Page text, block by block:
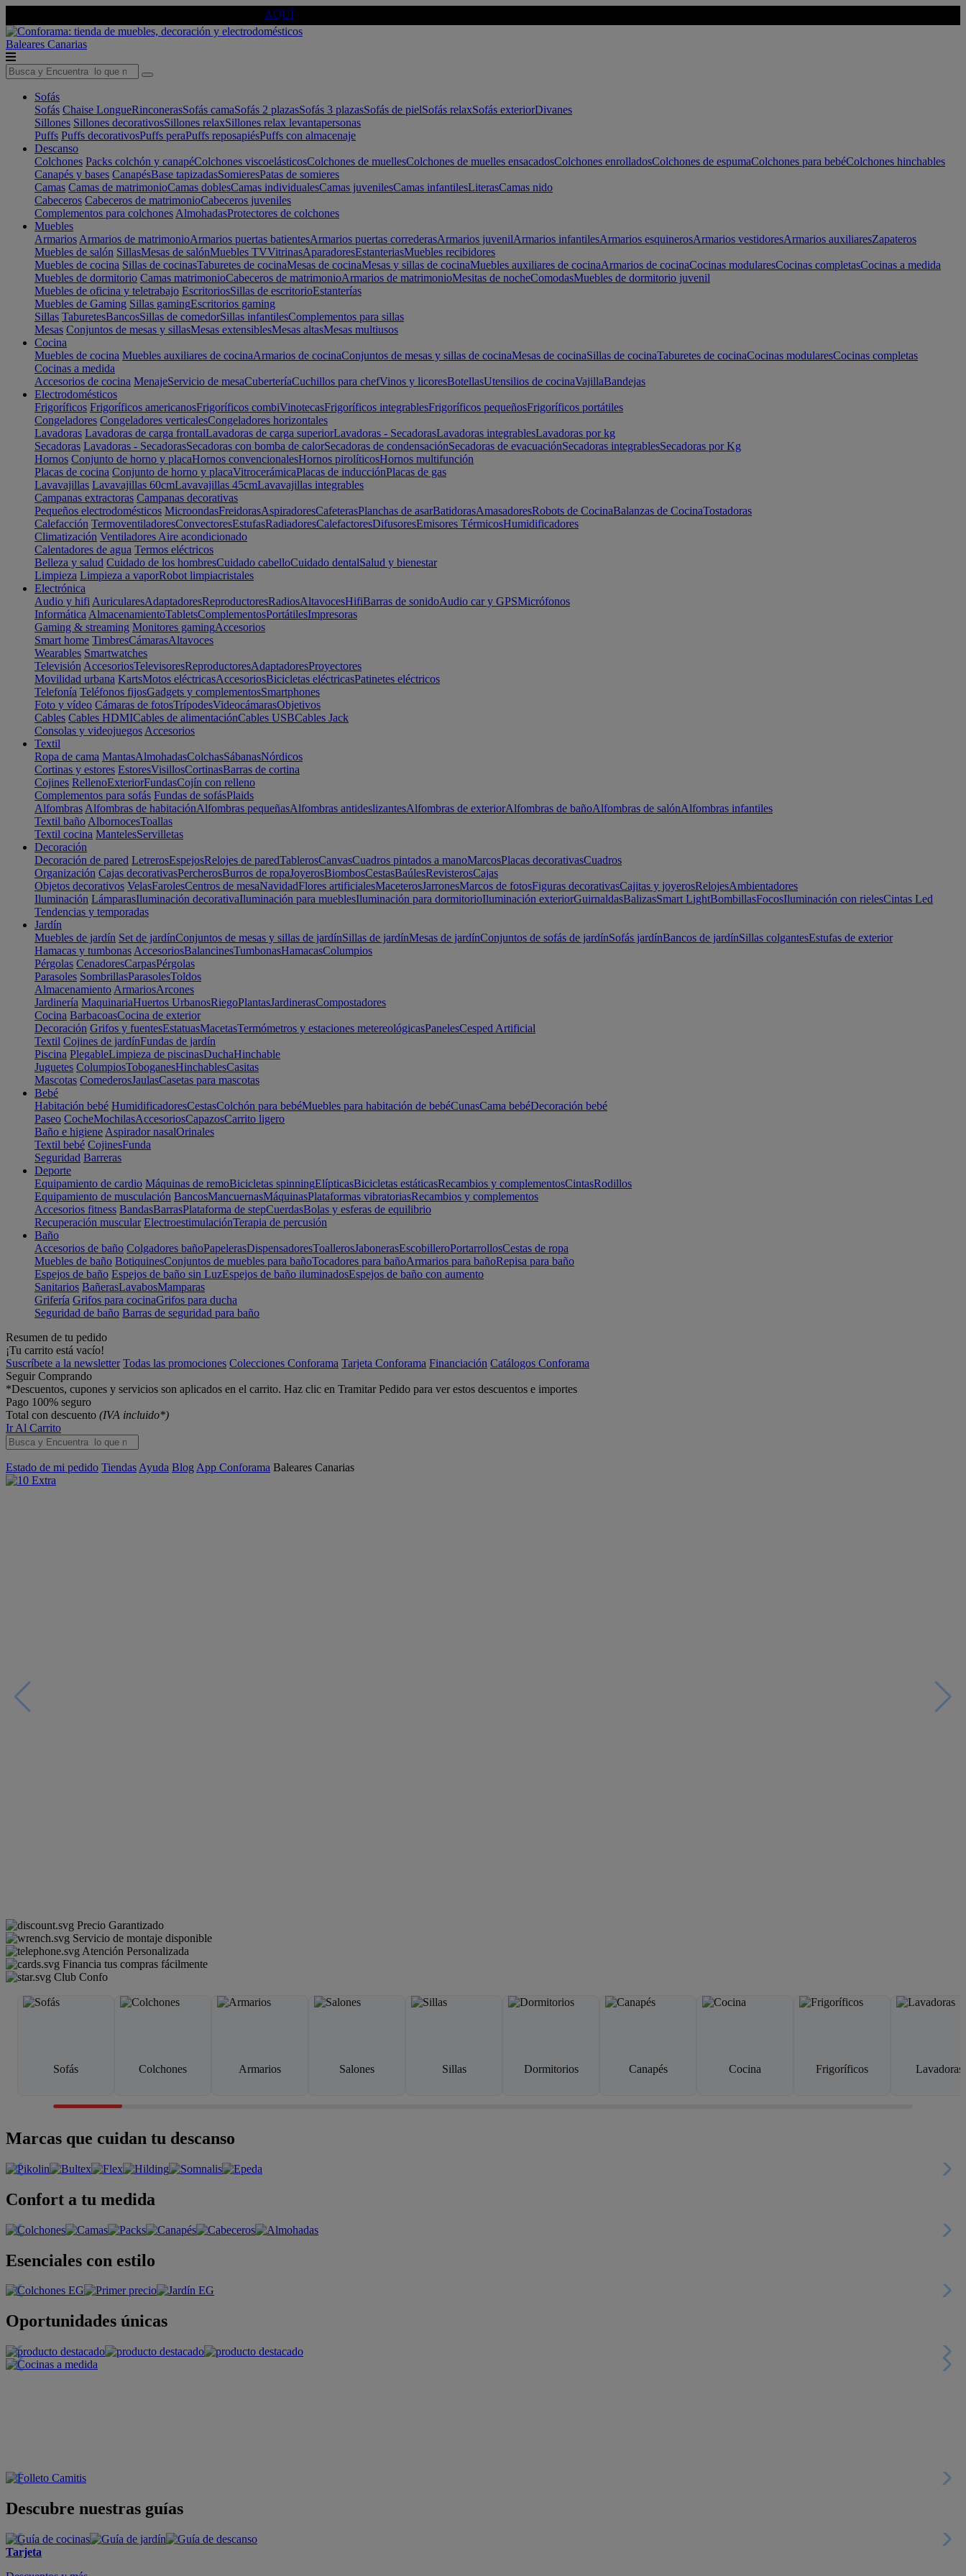
AQUÍ
Baleares Canarias
Sofás
Sofás Chaise LongueRinconerasSofás camaSofás 2 plazasSofás 3 plazasSofás de pielSofás relaxSofás exteriorDivanes
Sillones Sillones decorativosSillones relaxSillones relax levantapersonas
Puffs Puffs decorativosPuffs peraPuffs reposapiésPuffs con almacenaje
Descanso
Colchones Packs colchón y canapéColchones viscoelásticosColchones de muellesColchones de muelles ensacadosColchones enrolladosColchones de espumaColchones para bebéColchones hinchables
Canapés y bases CanapésBase tapizadasSomieresPatas de somieres
Camas Camas de matrimonioCamas doblesCamas individualesCamas juvenilesCamas infantilesLiterasCamas nido
Cabeceros Cabeceros de matrimonioCabeceros juveniles
Complementos para colchones AlmohadasProtectores de colchones
Muebles
Armarios Armarios de matrimonioArmarios puertas batientesArmarios puertas correderasArmarios juvenilArmarios infantilesArmarios esquinerosArmarios vestidoresArmarios auxiliaresZapateros
Muebles de salón SillasMesas de salónMuebles TVVitrinasAparadoresEstanteriasMuebles recibidores
Muebles de cocina Sillas de cocinasTaburetes de cocinaMesas de cocinaMesas y sillas de cocinaMuebles auxiliares de cocinaArmarios de cocinaCocinas modularesCocinas completasCocinas a medida
Muebles de dormitorio Camas matrimonioCabeceros de matrimonioArmarios de matrimonioMesitas de nocheComodasMuebles de dormitorio juvenil
Muebles de oficina y teletrabajo EscritoriosSillas de escritorioEstanterías
Muebles de Gaming Sillas gamingEscritorios gaming
Sillas TaburetesBancosSillas de comedorSillas infantilesComplementos para sillas
Mesas Conjuntos de mesas y sillasMesas extensiblesMesas altasMesas multiusos
Cocina
Muebles de cocina Muebles auxiliares de cocinaArmarios de cocinaConjuntos de mesas y sillas de cocinaMesas de cocinaSillas de cocinaTaburetes de cocinaCocinas modularesCocinas completas
Cocinas a medida
Accesorios de cocina MenajeServicio de mesaCuberteríaCuchillos para chefVinos y licoresBotellasUtensilios de cocinaVajillaBandejas
Electrodomésticos
Frigoríficos Frigoríficos americanosFrigoríficos combiVinotecasFrigoríficos integrablesFrigoríficos pequeñosFrigoríficos portátiles
Congeladores Congeladores verticalesCongeladores horizontales
Lavadoras Lavadoras de carga frontalLavadoras de carga superiorLavadoras - SecadorasLavadoras integrablesLavadoras por kg
Secadoras Lavadoras - SecadorasSecadoras con bomba de calorSecadoras de condensaciónSecadoras de evacuaciónSecadoras integrablesSecadoras por Kg
Hornos Conjunto de horno y placaHornos convencionalesHornos pirolíticosHornos multifunción
Placas de cocina Conjunto de horno y placaVitrocerámicaPlacas de inducciónPlacas de gas
Lavavajillas Lavavajillas 60cmLavavajillas 45cmLavavajillas integrables
Campanas extractoras Campanas decorativas
Pequeños electrodomésticos MicroondasFreidorasAspiradoresCafeterasPlanchas de asarBatidorasAmasadoresRobots de CocinaBalanzas de CocinaTostadoras
Calefacción TermoventiladoresConvectoresEstufasRadiadoresCalefactoresDifusoresEmisores TérmicosHumidificadores
Climatización Ventiladores Aire acondicionado
Calentadores de agua Termos eléctricos
Belleza y salud Cuidado de los hombresCuidado cabelloCuidado dentalSalud y bienestar
Limpieza Limpieza a vaporRobot limpiacristales
Electrónica
Audio y hifi AuricularesAdaptadoresReproductoresRadiosAltavocesHifiBarras de sonidoAudio car y GPSMicrófonos
Informática AlmacenamientoTabletsComplementosPortátilesImpresoras
Gaming & streaming Monitores gamingAccesorios
Smart home TimbresCámarasAltavoces
Wearables Smartwatches
Televisión AccesoriosTelevisoresReproductoresAdaptadoresProyectores
Movilidad urbana KartsMotos eléctricasAccesoriosBicicletas eléctricasPatinetes eléctricos
Telefonía Teléfonos fijosGadgets y complementosSmartphones
Foto y vídeo Cámaras de fotosTrípodesVideocámarasObjetivos
Cables Cables HDMICables de alimentaciónCables USBCables Jack
Consolas y videojuegos Accesorios
Textil
Ropa de cama MantasAlmohadasColchasSábanasNórdicos
Cortinas y estores EstoresVisillosCortinasBarras de cortina
Cojines RellenoExteriorFundasCojín con relleno
Complementos para sofás Fundas de sofásPlaids
Alfombras Alfombras de habitaciónAlfombras pequeñasAlfombras antideslizantesAlfombras de exteriorAlfombras de bañoAlfombras de salónAlfombras infantiles
Textil baño AlbornocesToallas
Textil cocina MantelesServilletas
Decoración
Decoración de pared LetrerosEspejosRelojes de paredTablerosCanvasCuadros pintados a manoMarcosPlacas decorativasCuadros
Organización Cajas decorativasPercherosBurros de ropaJoyerosBiombosCestasBaúlesRevisterosCajas
Objetos decorativos VelasFarolesCentros de mesaNavidadFlores artificialesMaceterosJarronesMarcos de fotosFiguras decorativasCajitas y joyerosRelojesAmbientadores
Iluminación LámparasIluminación decorativaIluminación para mueblesIluminación para dormitorioIluminación exteriorGuirnaldasBalizasSmart LightBombillasFocosIluminación con rielesCintas Led
Tendencias y temporadas
Jardín
Muebles de jardín Set de jardínConjuntos de mesas y sillas de jardínSillas de jardínMesas de jardínConjuntos de sofás de jardínSofás jardínBancos de jardínSillas colgantesEstufas de exterior
Hamacas y tumbonas AccesoriosBalancinesTumbonasHamacasColumpios
Pérgolas CenadoresCarpasPérgolas
Parasoles SombrillasParasolesToldos
Almacenamiento ArmariosArcones
Jardinería MaquinariaHuertos UrbanosRiegoPlantasJardinerasCompostadores
Cocina BarbacoasCocina de exterior
Decoración Grifos y fuentesEstatuasMacetasTermómetros y estaciones metereológicasPanelesCesped Artificial
Textil Cojines de jardínFundas de jardín
Piscina PlegableLimpieza de piscinasDuchaHinchable
Juguetes ColumpiosToboganesHinchablesCasitas
Mascotas ComederosJaulasCasetas para mascotas
Bebé
Habitación bebé HumidificadoresCestasColchón para bebéMuebles para habitación de bebéCunasCama bebéDecoración bebé
Paseo CocheMochilasAccesoriosCapazosCarrito ligero
Baño e higiene Aspirador nasalOrinales
Textil bebé CojinesFunda
Seguridad Barreras
Deporte
Equipamiento de cardio Máquinas de remoBicicletas spinningElípticasBicicletas estáticasRecambios y complementosCintasRodillos
Equipamiento de musculación BancosMancuernasMáquinasPlataformas vibratoriasRecambios y complementos
Accesorios fitness BandasBarrasPlataforma de stepCuerdasBolas y esferas de equilibrio
Recuperación muscular ElectroestimulaciónTerapia de percusión
Baño
Accesorios de baño Colgadores bañoPapelerasDispensadoresToallerosJabonerasEscobilleroPortarrollosCestas de ropa
Muebles de baño BotiquinesConjuntos de muebles para bañoTocadores para bañoArmarios para bañoRepisa para baño
Espejos de baño Espejos de baño sin LuzEspejos de baño iluminadosEspejos de baño con aumento
Sanitarios BañerasLavabosMamparas
Grifería Grifos para cocinaGrifos para ducha
Seguridad de baño Barras de seguridad para baño
Resumen de tu pedido
¡Tu carrito está vacío!
Suscríbete a la newsletter Todas las promociones Colecciones Conforama Tarjeta Conforama Financiación Catálogos Conforama
Seguir Comprando
*Descuentos, cupones y servicios son aplicados en el carrito. Haz clic en Tramitar Pedido para ver estos descuentos e importes
Pago 100% seguro
Total con descuento (IVA incluido*)
Ir Al Carrito
Estado de mi pedido Tiendas Ayuda Blog App Conforama Baleares Canarias
Precio Garantizado
Servicio de montaje disponible
Atención Personalizada
Financia tus compras fácilmente
Club Confo
Sofás Colchones Armarios Salones Sillas Dormitorios Canapés Cocina Frigoríficos Lavadoras
Marcas que cuidan tu descanso
Confort a tu medida
Esenciales con estilo
Oportunidades únicas
Descubre nuestras guías
Tarjeta